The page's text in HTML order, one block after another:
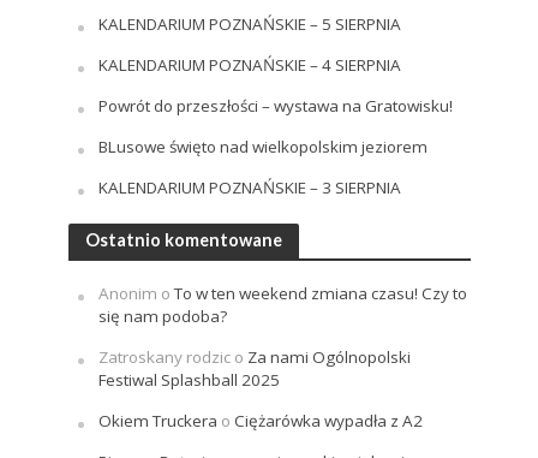
KALENDARIUM POZNAŃSKIE – 5 SIERPNIA
KALENDARIUM POZNAŃSKIE – 4 SIERPNIA
Powrót do przeszłości – wystawa na Gratowisku!
BLusowe święto nad wielkopolskim jeziorem
KALENDARIUM POZNAŃSKIE – 3 SIERPNIA
Ostatnio komentowane
Anonim oTo w ten weekend zmiana czasu! Czy to
się nam podoba?
Zatroskany rodzico Za nami Ogólnopolski
Festiwal Splashball 2025
Okiem Truckera o Ciężarówka wypadła z A2